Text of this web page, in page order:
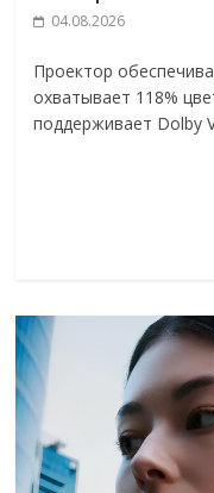
04.08.2026
Проектор
охватывает 118%
поддерживает Dolby